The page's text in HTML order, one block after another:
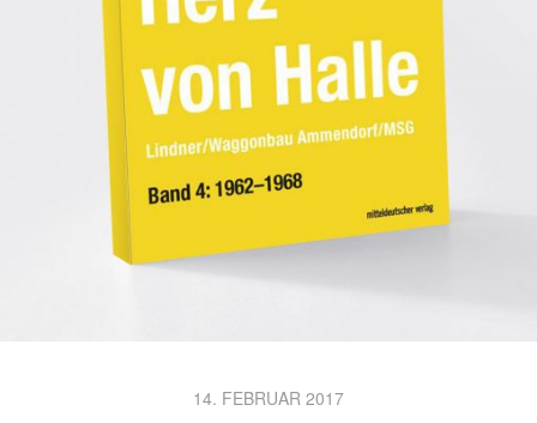
14. FEBRUAR 2017